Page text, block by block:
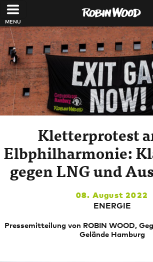
Direkt zum Inhalt
Kletterprotest
Elbphilharmonie:
gegen LNG und
08. August 2022
ENERGIE
Pressemitteilung von ROBIN WOOD,
Gelände Hamburg